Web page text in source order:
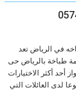
في الرياض تعد
طباخة بالرياض حى
أحد أكثر الاختيارات
لدى العائلات التي